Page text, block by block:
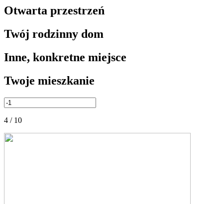
Otwarta przestrzeń
Twój rodzinny dom
Inne, konkretne miejsce
Twoje mieszkanie
4 / 10